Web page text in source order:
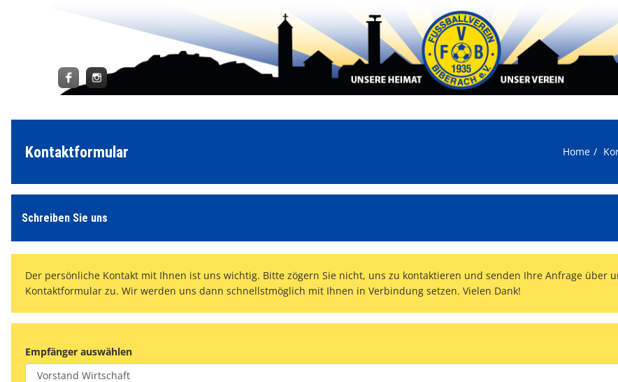
Kontaktformular Home
Schreiben Sie uns
Der persönliche Kontakt mit Ihnen ist uns wichtig. Bitte zögern Sie nicht, uns zu kontaktieren und senden Ihre Anfrage über
Kontaktformular zu. Wir werden uns dann schnellstmöglich mit Ihnen in Verbindung setzen. Vielen Dank!
Empfänger auswählen